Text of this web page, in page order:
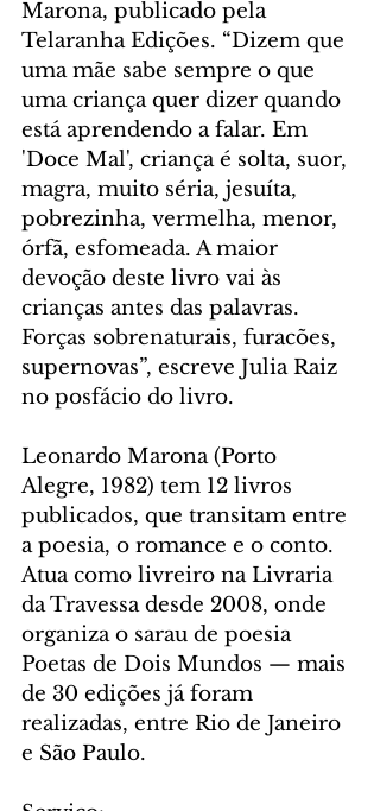
Marona, publicado pela
Telaranha Edições. “Dizem que
uma mãe sabe sempre o que
uma criança quer dizer quando
está aprendendo a falar. Em
'Doce Mal', criança é solta, suor,
magra, muito séria, jesuíta,
pobrezinha, vermelha, menor,
órfã, esfomeada. A maior
devoção deste livro vai às
crianças antes das palavras.
Forças sobrenaturais, furacões,
supernovas”, escreve Julia Raiz
no posfácio do livro.
Leonardo Marona (Porto
Alegre, 1982) tem 12 livros
publicados, que transitam entre
a poesia, o romance e o conto.
Atua como livreiro na Livraria
da Travessa desde 2008, onde
organiza o sarau de poesia
Poetas de Dois Mundos — mais
de 30 edições já foram
realizadas, entre Rio de Janeiro
e São Paulo.